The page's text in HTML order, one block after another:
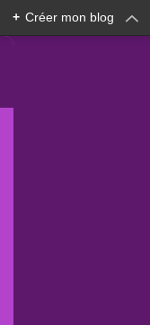
+ Créer mon blog